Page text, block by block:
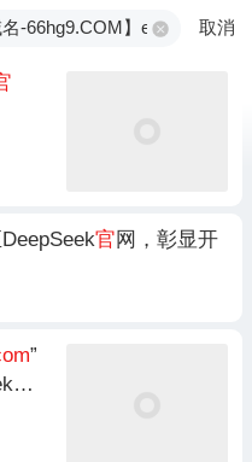
取消
官网，彰显开
”
官